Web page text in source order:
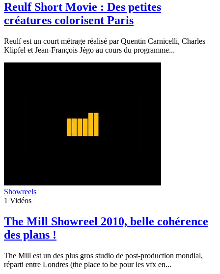
Reulf Short Movie : Des petites
créatures colorisent Paris
Reulf est un court métrage réalisé par Quentin Carnicelli, Charles
Klipfel et Jean-François Jégo au cours du programme...
Showreels
1 Vidéos
The Mill Showreel 2010, belle cohérence
des plans !
The Mill est un des plus gros studio de post-production mondial,
réparti entre Londres (the place to be pour les vfx en...